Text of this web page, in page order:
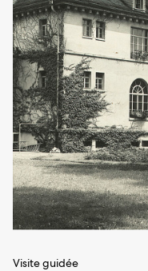
Visite guidée